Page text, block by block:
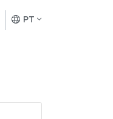
PT